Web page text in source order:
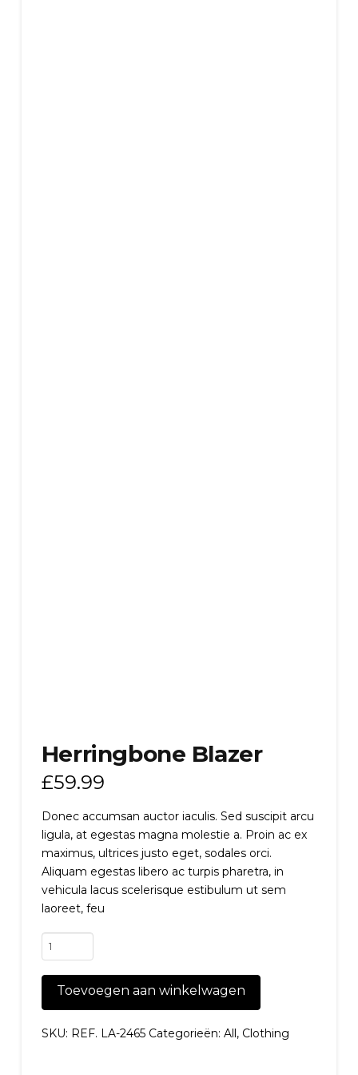
Herringbone Blazer
£59.99
Donec accumsan auctor iaculis. Sed suscipit arcu
ligula, at egestas magna molestie a. Proin ac ex
maximus, ultrices justo eget, sodales orci.
Aliquam egestas libero ac turpis pharetra, in
vehicula lacus scelerisque estibulum ut sem
laoreet, feu
Herringbone
Blazer
aantal
Toevoegen aan winkelwagen
SKU: REF. LA-2465 Categorieën: All , Clothing